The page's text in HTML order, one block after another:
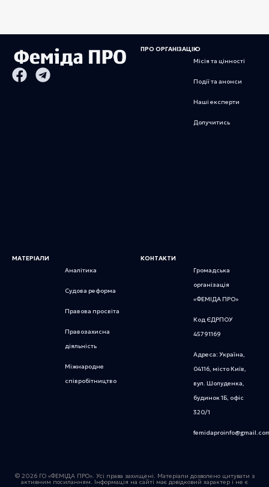
ПРО ОРГАНІЗАЦІЮ
Місія та цінності
Події та анонси
Наші експерти
Долучитись
МАТЕРІАЛИ
Аналітика
Судова реформа
Правова просвіта
Правозахисна
діяльність
Міжнародне
співробітництво
КОНТАКТИ
Громадська
організація
«ФЕМІДА ПРО»
Код ЄДРПОУ
45791169
Адреса: Україна,
04116, місто Київ,
вул. Шолуденка,
будинок 1Б, офіс
320/1
© 2026 ГО «ФЕМІДА ПРО». Усі права захищені. Матеріали дозволено цитувати з
активним посиланням. Інформація на сайті має довідковий характер і не є